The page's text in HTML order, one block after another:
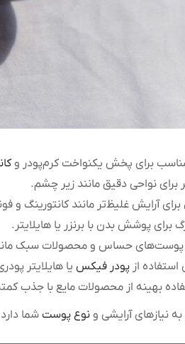
برای پخش یکنواخت کرم‌پودر و
برای نواحی دقیق مانند زیر چشم.
آرایش غلیظ‌تر مانند کانتورینگ و
برای پوشش بدن با برنزر یا هایلایتر.
پوست‌های حساس و محصولات سبک
استفاده از پودر فیکس یا هایلایتر
بهینه از محصولات مایع با جذب
نیازهای آرایشی و نوع پوست شما